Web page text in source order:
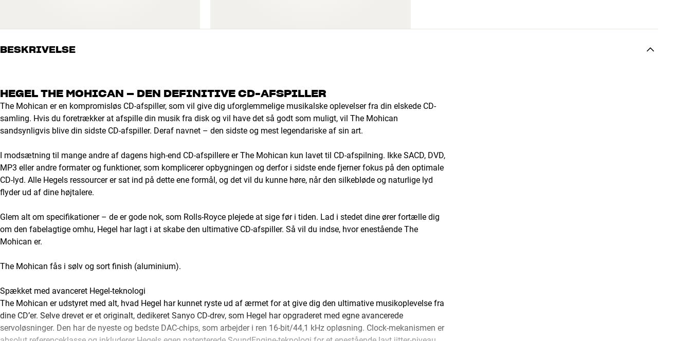
BESKRIVELSE
HEGEL THE MOHICAN – DEN DEFINITIVE CD-AFSPILLER
The Mohican er en kompromisløs CD-afspiller, som vil give dig uforglemmelige musikalske oplevelser fra din elskede CD-
samling. Hvis du foretrækker at afspille din musik fra disk og vil have det så godt som muligt, vil The Mohican
sandsynligvis blive din sidste CD-afspiller. Deraf navnet – den sidste og mest legendariske af sin art.
I modsætning til mange andre af dagens high-end CD-afspillere er The Mohican kun lavet til CD-afspilning. Ikke SACD, DVD,
MP3 eller andre formater og funktioner, som komplicerer opbygningen og derfor i sidste ende fjerner fokus på den optimale
CD-lyd. Alle Hegels ressourcer er sat ind på dette ene formål, og det vil du kunne høre, når den silkebløde og naturlige lyd
flyder ud af dine højtalere.
Glem alt om specifikationer – de er gode nok, som Rolls-Royce plejede at sige før i tiden. Lad i stedet dine ører fortælle dig
om den fabelagtige omhu, Hegel har lagt i at skabe den ultimative CD-afspiller. Så vil du indse, hvor enestående The
Mohican er.
The Mohican fås i sølv og sort finish (aluminium).
Spækket med avanceret Hegel-teknologi
The Mohican er udstyret med alt, hvad Hegel har kunnet ryste ud af ærmet for at give dig den ultimative musikoplevelse fra
dine CD’er. Selve drevet er et originalt, dedikeret Sanyo CD-drev, som Hegel har opgraderet med egne avancerede
servoløsninger. Den har de nyeste og bedste DAC-chips, som arbejder i ren 16-bit/44,1 kHz opløsning. Clock-mekanismen er